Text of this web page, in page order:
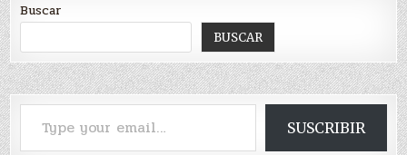
Buscar
BUSCAR
Type your email…
SUSCRIBIR